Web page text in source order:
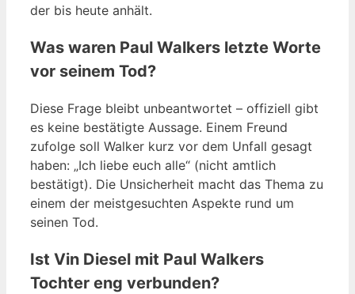
der bis heute anhält.
Was waren Paul Walkers letzte Worte
vor seinem Tod?
Diese Frage bleibt unbeantwortet – offiziell gibt
es keine bestätigte Aussage. Einem Freund
zufolge soll Walker kurz vor dem Unfall gesagt
haben: „Ich liebe euch alle“ (nicht amtlich
bestätigt). Die Unsicherheit macht das Thema zu
einem der meistgesuchten Aspekte rund um
seinen Tod.
Ist Vin Diesel mit Paul Walkers
Tochter eng verbunden?